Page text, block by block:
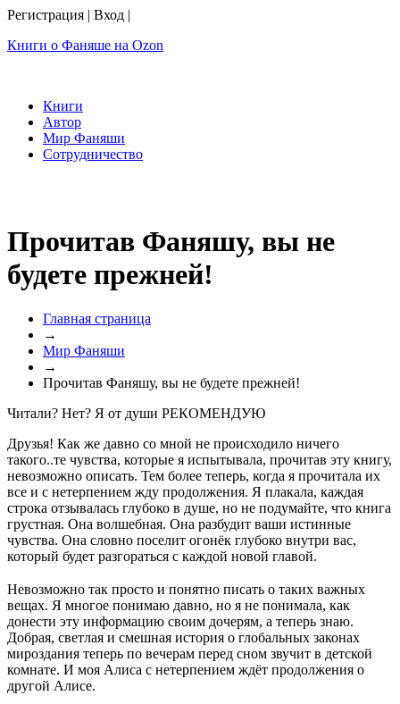
Регистрация | Вход |
Книги о Фаняше на Ozon
Книги
Автор
Мир Фаняши
Сотрудничество
Прочитав Фаняшу, вы не
будете прежней!
Главная страница
→
Мир Фаняши
→
Прочитав Фаняшу, вы не будете прежней!
Читали? Нет? Я от души РЕКОМЕНДУЮ
Друзья! Как же давно со мной не происходило ничего
такого..те чувства, которые я испытывала, прочитав эту книгу,
невозможно описать. Тем более теперь, когда я прочитала их
все и с нетерпением жду продолжения. Я плакала, каждая
строка отзывалась глубоко в душе, но не подумайте, что книга
грустная. Она волшебная. Она разбудит ваши истинные
чувства. Она словно поселит огонёк глубоко внутри вас,
который будет разгораться с каждой новой главой.
Невозможно так просто и понятно писать о таких важных
вещах. Я многое понимаю давно, но я не понимала, как
донести эту информацию своим дочерям, а теперь знаю.
Добрая, светлая и смешная история о глобальных законах
мироздания теперь по вечерам перед сном звучит в детской
комнате. И моя Алиса с нетерпением ждёт продолжения о
другой Алисе.